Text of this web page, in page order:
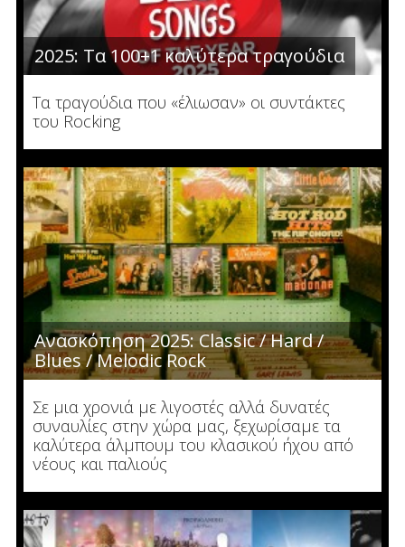
2025: Τα 100+1 καλύτερα τραγούδια
Τα τραγούδια που «έλιωσαν» οι συντάκτες
του Rocking
Ανασκόπηση 2025: Classic / Hard /
Blues / Melodic Rock
Σε μια χρονιά με λιγοστές αλλά δυνατές
συναυλίες στην χώρα μας, ξεχωρίσαμε τα
καλύτερα άλμπουμ του κλασικού ήχου από
νέους και παλιούς